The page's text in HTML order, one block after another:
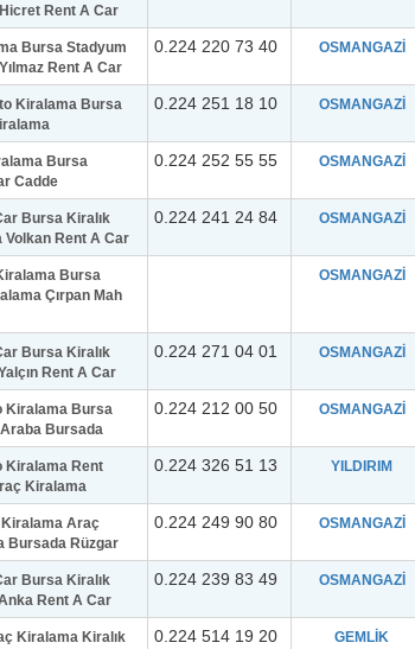
Rent A Car
Bursa Stadyum
Rent A Car
0.224 220 73 40 OSMANGAZİ
Kiralama Bursa
0.224 251 18 10 OSMANGAZİ
Bursa
Cadde
0.224 252 55 55 OSMANGAZİ
Bursa Kiralık
Rent A Car
0.224 241 24 84 OSMANGAZİ
Bursa
Çırpan Mah
OSMANGAZİ
Bursa Kiralık
Rent A Car
0.224 271 04 01 OSMANGAZİ
Kiralama Bursa
Bursada
0.224 212 00 50 OSMANGAZİ
Kiralama Rent
Kiralama
0.224 326 51 13 YILDIRIM
Araç
Bursada Rüzgar
0.224 249 90 80 OSMANGAZİ
Bursa Kiralık
Rent A Car
0.224 239 83 49 OSMANGAZİ
Kiralama Kiralık
0.224 514 19 20 GEMLİK